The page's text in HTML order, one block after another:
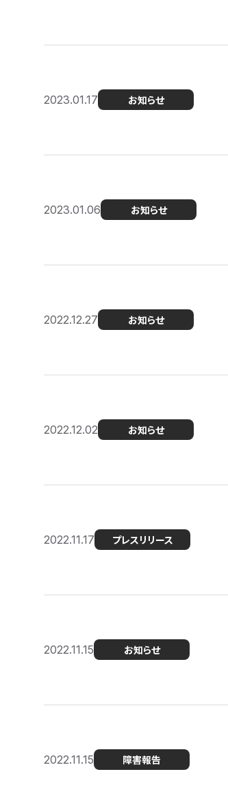
2023.01.17 お知らせ
2023.01.06 お知らせ
2022.12.27 お知らせ
2022.12.02 お知らせ
2022.11.17 プレスリリース
2022.11.15 お知らせ
2022.11.15 障害報告